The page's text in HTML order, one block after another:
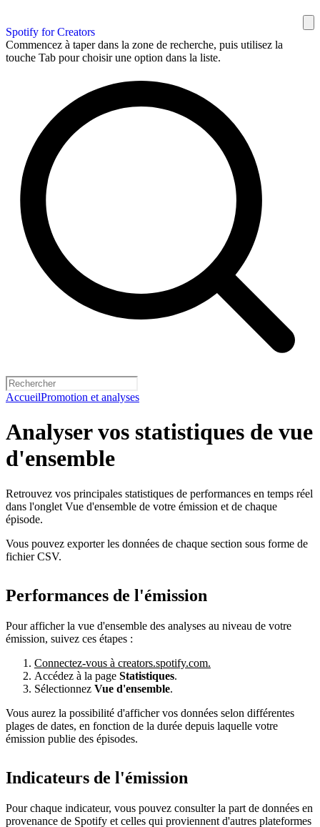
Spotify for Creators
Commencez à taper dans la zone de recherche, puis utilisez la
touche Tab pour choisir une option dans la liste.
AccueilPromotion et analyses
Analyser vos statistiques de vue
d'ensemble
Retrouvez vos principales statistiques de performances en temps réel
dans l'onglet Vue d'ensemble de votre émission et de chaque
épisode.
Vous pouvez exporter les données de chaque section sous forme de
fichier CSV.
Performances de l'émission
Pour afficher la vue d'ensemble des analyses au niveau de votre
émission, suivez ces étapes :
Connectez-vous à creators.spotify.com.
Accédez à la page Statistiques.
Sélectionnez Vue d'ensemble.
Vous aurez la possibilité d'afficher vos données selon différentes
plages de dates, en fonction de la durée depuis laquelle votre
émission publie des épisodes.
Indicateurs de l'émission
Pour chaque indicateur, vous pouvez consulter la part de données en
provenance de Spotify et celles qui proviennent d'autres plateformes